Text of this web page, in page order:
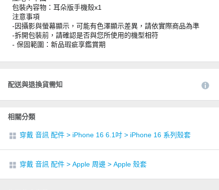
包裝內容物：耳朵版手機殼x1
注意事項
-因攝影與螢幕顯示，可能有色澤顯示差異，請依實際商品為準
-拆開包裝前，請確認是否與您所使用的機型相符
- 保固範圍：新品瑕疵享鑑賞期
配送與退換貨需知
相關分類
穿戴 音訊 配件 > iPhone 16 6.1吋 > iPhone 16 系列殼套
穿戴 音訊 配件 > Apple 周邊 > Apple 殼套